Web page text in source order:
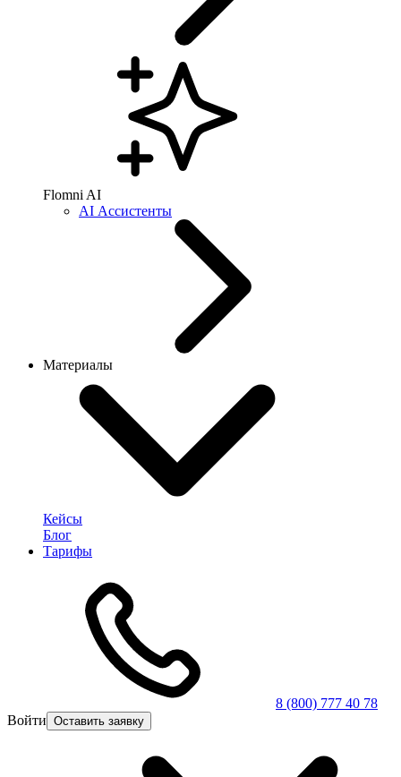
Flomni AI
AI Ассистенты
Материалы
Кейсы
Блог
Тарифы
8 (800) 777 40 78
Войти Оставить заявку